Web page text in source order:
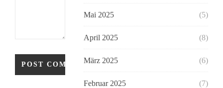
Mai 2025 (5)
April 2025 (8)
März 2025 (6)
Februar 2025 (7)